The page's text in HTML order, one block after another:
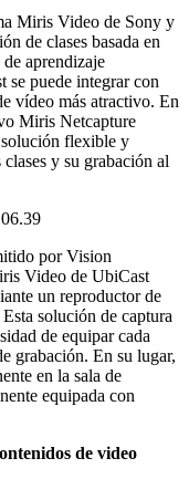
Miris Video de Sony y
de clases basada en
aprendizaje
se puede integrar con
vídeo más atractivo. En
Miris Netcapture
solución flexible y
y su grabación al
por Vision
Video de UbiCast
un reproductor de
solución de captura
de equipar cada
grabación. En su lugar,
en la sala de
equipada con
de video